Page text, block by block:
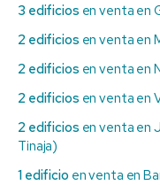
3 edificios en venta en
2 edificios en venta en
2 edificios en venta en
2 edificios en venta en
2 edificios en venta en
Tinaja)
1 edificio en venta en